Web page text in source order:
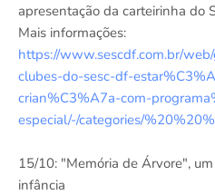
apresentação da carteirinha do
Mais informações:
https://www.sescdf.com.br/
clubes-do-sesc-df-
crian%C3%A7a-com-
especial/-/categories/
15/10: "Memória de Árvore",
infância